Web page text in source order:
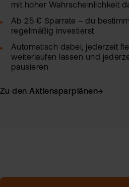
mit hoher Wahrscheinlichkeit
Ab 25 € Sparrate – du
regelmäßig investierst
Automatisch dabei, jederzeit
weiterlaufen lassen und
pausieren
Zu den Aktiensparplänen